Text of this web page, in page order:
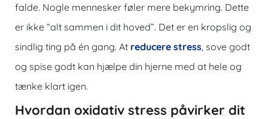
falde. Nogle mennesker føler mere bekymring. Dette
er ikke “alt sammen i dit hoved”. Det er en kropslig og
sindlig ting på én gang. At reducere stress, sove godt
og spise godt kan hjælpe din hjerne med at hele og
tænke klart igen.
Hvordan oxidativ stress påvirker dit